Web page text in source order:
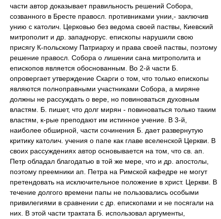
части автор доказывает правильность решений Собора,
созванного в Бресте правосл. противниками унии,- заключив
унию с католич. Церковью без ведома своей паствы, Киевский
митрополит и др. западнорус. епископы нарушили свою
присягу К-польскому Патриарху и права своей паствы, поэтому
решение правосл. Собора о лишении сана митрополита и
епископов является обоснованным. Во 2-й части Б.
опровергает утверждение Скарги о том, что только епископы
являются полноправными участниками Собора, а миряне
должны не рассуждать о вере, но повиноваться духовным
властям. Б. пишет, что долг мирян - повиноваться только таким
властям, к-рые преподают им истинное учение. В 3-й,
наиболее обширной, части сочинения Б. дает развернутую
критику католич. учения о папе как главе вселенской Церкви. В
своих рассуждениях автор основывается на том, что св. ап.
Петр обладал благодатью в той же мере, что и др. апостолы,
поэтому преемники ап. Петра на Римской кафедре не могут
претендовать на исключительное положение в христ. Церкви. В
течение долгого времени папы не пользовались особыми
привилегиями в сравнении с др. епископами и не посягали на
них. В этой части трактата Б. использовал аргументы,